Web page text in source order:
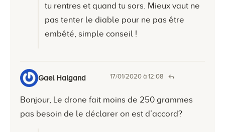
tu rentres et quand tu sors. Mieux vaut ne
pas tenter le diable pour ne pas être
embêté, simple conseil !
Gael Halgand 17/01/2020 à 12:08
Bonjour, Le drone fait moins de 250 grammes
pas besoin de le déclarer on est d’accord?